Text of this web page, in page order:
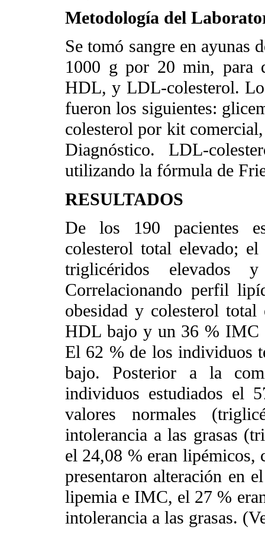
Metodología del
Se tomó sangre en ayunas
1000 g por 20 min, para
HDL, y LDL-colesterol.
fueron los siguientes:
colesterol por kit
Diagnóstico. LDL-
utilizando la fórmula de
RESULTADOS
De los 190 pacientes
colesterol total elevado;
triglicéridos
Correlacionando perfil
obesidad y colesterol
HDL bajo y un 36 % IMC
El 62 % de los individuos
bajo. Posterior a la
individuos estudiados el
valores normales
intolerancia a las grasas
el 24,08 % eran lipémicos,
presentaron alteración en
lipemia e IMC, el 27 %
intolerancia a las grasas.